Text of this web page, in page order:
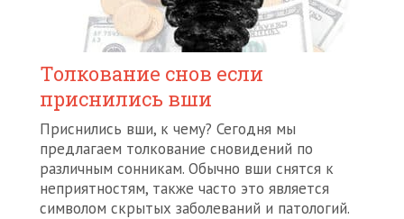
Толкование снов если
приснились вши
Приснились вши, к чему? Сегодня мы
предлагаем толкование сновидений по
различным сонникам. Обычно вши снятся к
неприятностям, также часто это является
символом скрытых заболеваний и патологий.